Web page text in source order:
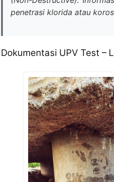
penetrasi klorida atau
Dokumentasi UPV Test –